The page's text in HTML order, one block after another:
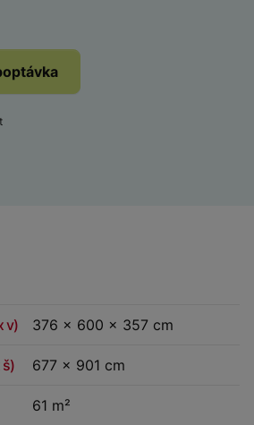
v) 376 x 600 x 357 cm
š) 677 x 901 cm
61 m²